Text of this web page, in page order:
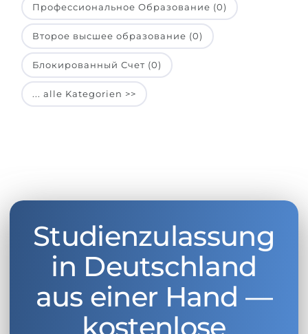
Профессиональное Образование (0)
Второе высшее образование (0)
Блокированный Счет (0)
... alle Kategorien >>
Studienzulassung
in Deutschland
aus einer Hand —
kostenlose